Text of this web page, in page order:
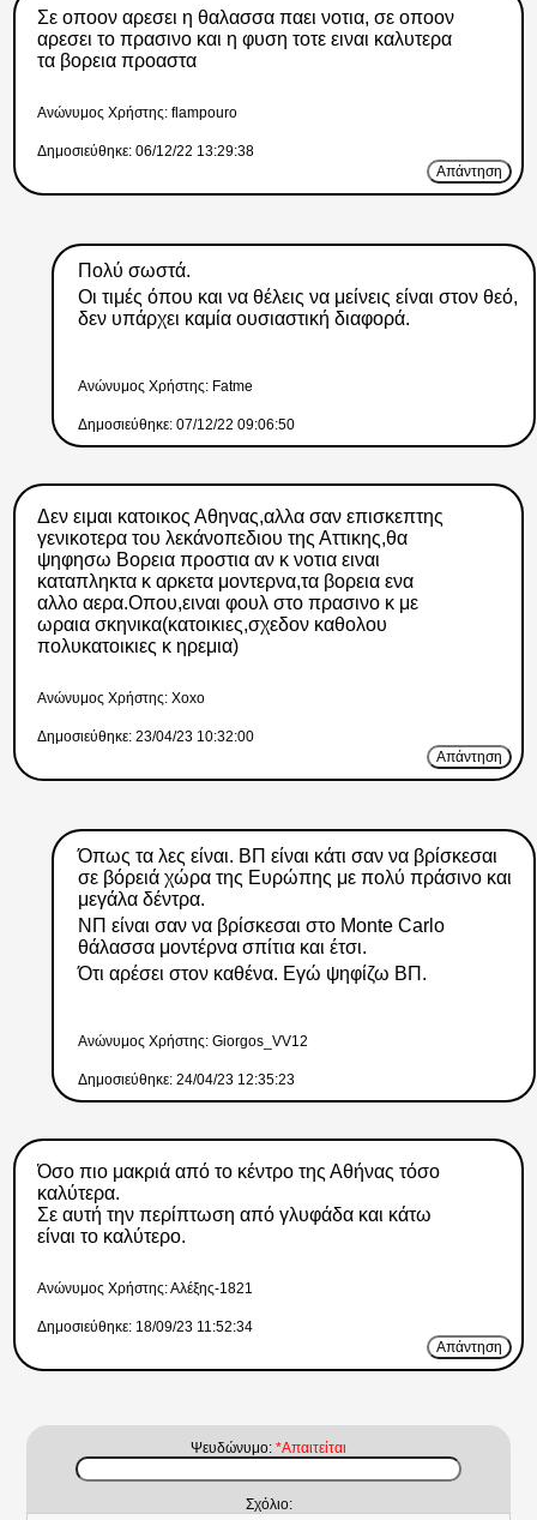
Σε οποον αρεσει η θαλασσα παει νοτια, σε οποον
αρεσει το πρασινο και η φυση τοτε ειναι καλυτερα
τα βορεια προαστα
Ανώνυμος Xρήστης: flampouro
Δημοσιεύθηκε: 06/12/22 13:29:38
Απάντηση
Πολύ σωστά.
Οι τιμές όπου και να θέλεις να μείνεις είναι στον θεό,
δεν υπάρχει καμία ουσιαστική διαφορά.
Ανώνυμος Xρήστης: Fatme
Δημοσιεύθηκε: 07/12/22 09:06:50
Δεν ειμαι κατοικος Αθηνας,αλλα σαν επισκεπτης
γενικοτερα του λεκάνοπεδιου της Αττικης,θα
ψηφησω Βορεια προστια αν κ νοτια ειναι
καταπληκτα κ αρκετα μοντερνα,τα βορεια ενα
αλλο αερα.Οπου,ειναι φουλ στο πρασινο κ με
ωραια σκηνικα(κατοικιες,σχεδον καθολου
πολυκατοικιες κ ηρεμια)
Ανώνυμος Xρήστης: Xoxo
Δημοσιεύθηκε: 23/04/23 10:32:00
Απάντηση
Όπως τα λες είναι. ΒΠ είναι κάτι σαν να βρίσκεσαι
σε βόρειά χώρα της Ευρώπης με πολύ πράσινο και
μεγάλα δέντρα.
ΝΠ είναι σαν να βρίσκεσαι στο Monte Carlo
θάλασσα μοντέρνα σπίτια και έτσι.
Ότι αρέσει στον καθένα. Εγώ ψηφίζω ΒΠ.
Ανώνυμος Xρήστης: Giorgos_VV12
Δημοσιεύθηκε: 24/04/23 12:35:23
Όσο πιο μακριά από το κέντρο της Αθήνας τόσο
καλύτερα.
Σε αυτή την περίπτωση από γλυφάδα και κάτω
είναι το καλύτερο.
Ανώνυμος Xρήστης: Αλέξης-1821
Δημοσιεύθηκε: 18/09/23 11:52:34
Απάντηση
Ψευδώνυμο: *Απαιτείται
Σχόλιο: